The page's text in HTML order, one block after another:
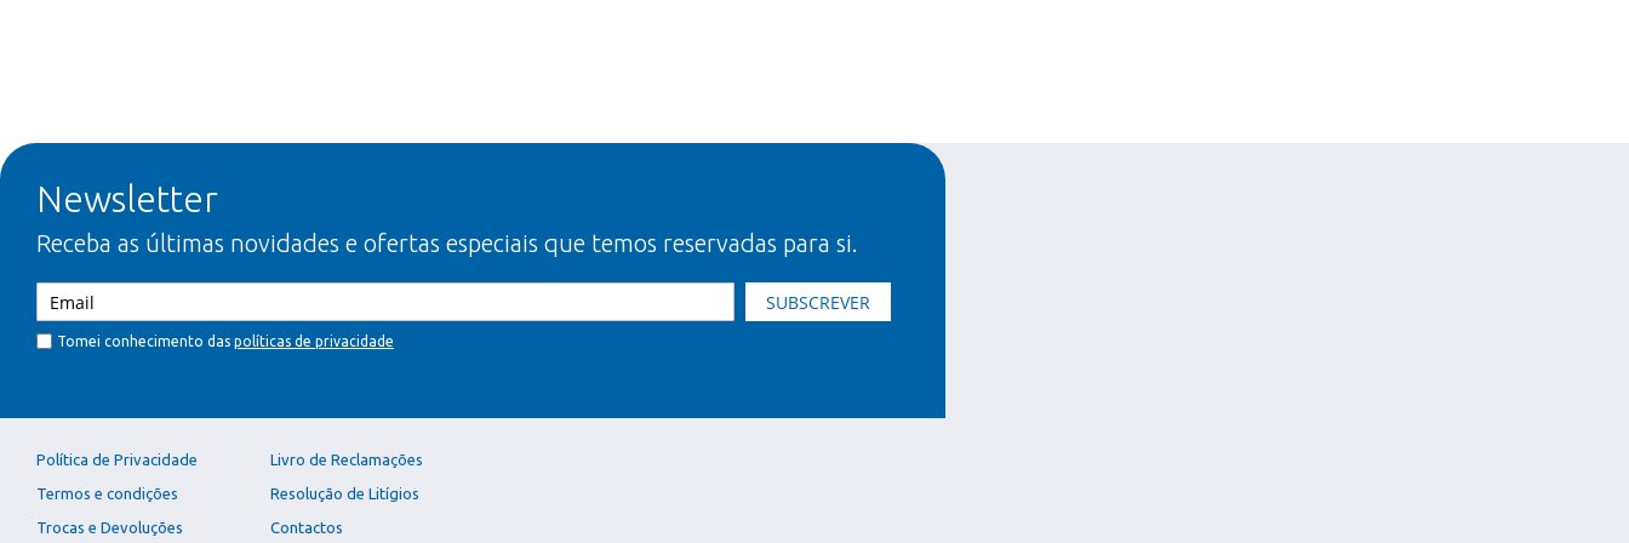
Newsletter
Receba as últimas novidades e ofertas especiais que temos reservadas para si.
SUBSCREVER
Tomei conhecimento das políticas de privacidade
Política de Privacidade
Termos e condições
Trocas e Devoluções
Livro de Reclamações
Resolução de Litígios
Contactos